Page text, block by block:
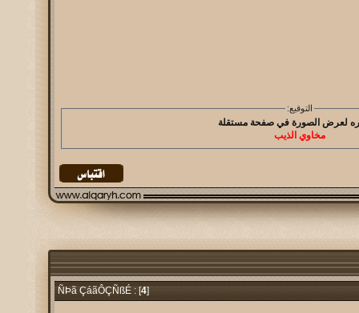
التوقيع:
مخاوي الذيب
ÑÞã ÇáãÔÇÑßÉ : [
4]